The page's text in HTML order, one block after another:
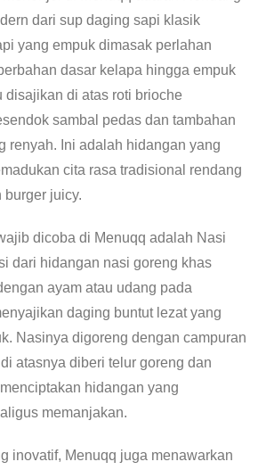
dari sup daging sapi klasik
yang empuk dimasak perlahan
dasar kelapa hingga empuk
disajikan di atas roti brioche
sambal pedas dan tambahan
renyah. Ini adalah hidangan yang
cita rasa tradisional rendang
burger juicy.
dicoba di Menuqq adalah Nasi
dari hidangan nasi goreng khas
ayam atau udang pada
daging buntut lezat yang
Nasinya digoreng dengan campuran
atasnya diberi telur goreng dan
hidangan yang
memanjakan.
inovatif, Menuqq juga menawarkan